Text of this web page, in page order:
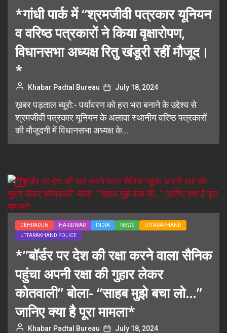
*गांधी पार्क में “श्रमजीवी पत्रकार यूनियन
व वरिष्ठ पत्रकारों ने किया वृक्षारोपण,
विधानसभा अध्यक्ष रितु खंडूरी रहीं मौजूद।
*
Khabar Padtal Bureau July 18, 2024
ख़बर पड़ताल ब्यूरो:- पर्यावरण को हरा भरा बनाने के उद्देश्य से
श्रमजीवी पत्रकार यूनियन के अलावा स्थानीय वरिष्ठ पत्रकारों
की मौजूदगी में विधानसभा अध्यक्ष के...
DEHRADUN HARIDWAR INDIA NEWS
UTTARAKHAND
UTTARAKHAND POLICE
*”बॉर्डर पर देश की रक्षा करने वाला सैनिक
पहुंचा अपनी रक्षा की गुहार लेकर
कोतवाली” बोला- “साहब मुझे बचा लो…”
जानिए क्या है पूरा मामला*
Khabar Padtal Bureau July 18, 2024